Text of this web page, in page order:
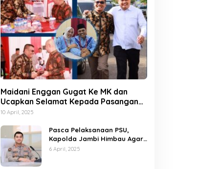
Maidani Enggan Gugat Ke MK dan
Ucapkan Selamat Kepada Pasangan
Dedy-Dayat
10 April, 2025
Pasca Pelaksanaan PSU,
Kapolda Jambi Himbau Agar
Semua Pihak Jaga Situasi
6 April, 2025